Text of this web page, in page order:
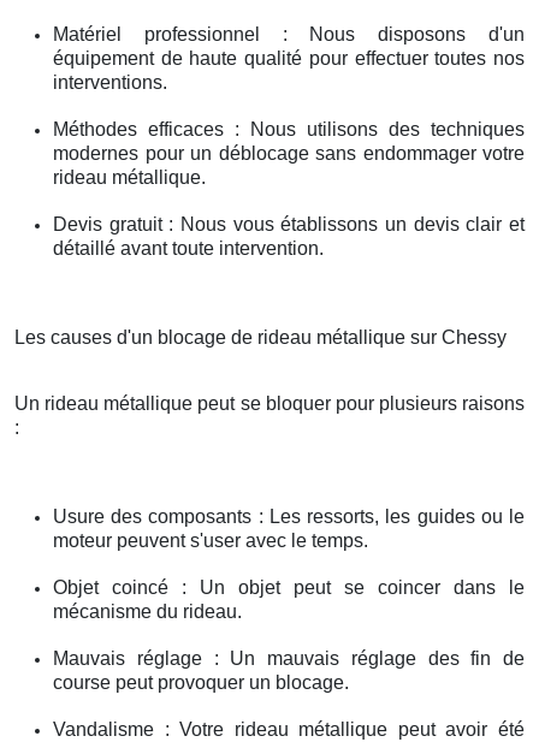
Matériel professionnel : Nous disposons d'un
équipement de haute qualité pour effectuer toutes nos
interventions.
Méthodes efficaces : Nous utilisons des techniques
modernes pour un déblocage sans endommager votre
rideau métallique.
Devis gratuit : Nous vous établissons un devis clair et
détaillé avant toute intervention.
Les causes d'un blocage de rideau métallique sur Chessy
Un rideau métallique peut se bloquer pour plusieurs raisons
:
Usure des composants : Les ressorts, les guides ou le
moteur peuvent s'user avec le temps.
Objet coincé : Un objet peut se coincer dans le
mécanisme du rideau.
Mauvais réglage : Un mauvais réglage des fin de
course peut provoquer un blocage.
Vandalisme : Votre rideau métallique peut avoir été